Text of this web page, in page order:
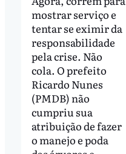
mostrar serviço e
tentar se eximir da
responsabilidade
pela crise. Não
cola. O prefeito
Ricardo Nunes
(PMDB) não
cumpriu sua
atribuição de fazer
o manejo e poda